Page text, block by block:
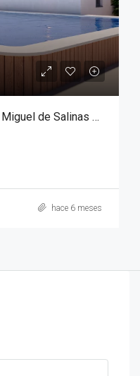
🌴 Luxury Apartments in San Miguel de Salinas – From €125,000
hace 6 meses